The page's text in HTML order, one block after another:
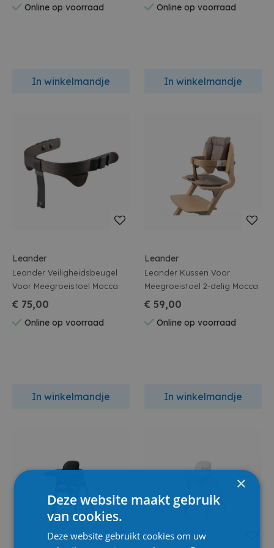
Online op voorraad
In winkelmandje
Online op voorraad
In winkelmandje
Leander
Leander Veiligheidsbeugel
Voor Meegroeistoel Mocca
€ 75,00
Online op voorraad
In winkelmandje
Leander
Leander Kussen Voor
Meegroeistoel 2-delig Mocca
€ 59,00
Online op voorraad
In winkelmandje
×
Deze website maakt gebruik
van cookies.
Deze website gebruikt cookies om uw